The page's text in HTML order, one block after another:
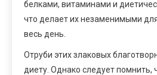
белками, витаминами и
что делает их незаменимыми
весь день.
Отруби этих злаковых
диету. Однако следует помнить,